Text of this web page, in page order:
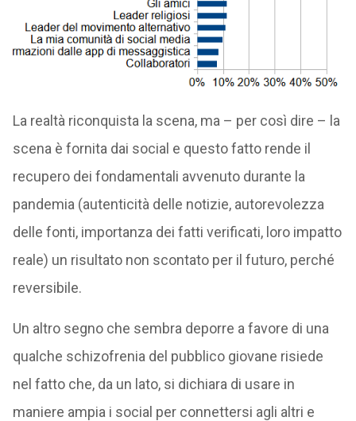
La realtà riconquista la scena, ma – per così dire – la
scena è fornita dai social e questo fatto rende il
recupero dei fondamentali avvenuto durante la
pandemia (autenticità delle notizie, autorevolezza
delle fonti, importanza dei fatti verificati, loro impatto
reale) un risultato non scontato per il futuro, perché
reversibile.
Un altro segno che sembra deporre a favore di una
qualche schizofrenia del pubblico giovane risiede
nel fatto che, da un lato, si dichiara di usare in
maniere ampia i social per connettersi agli altri e